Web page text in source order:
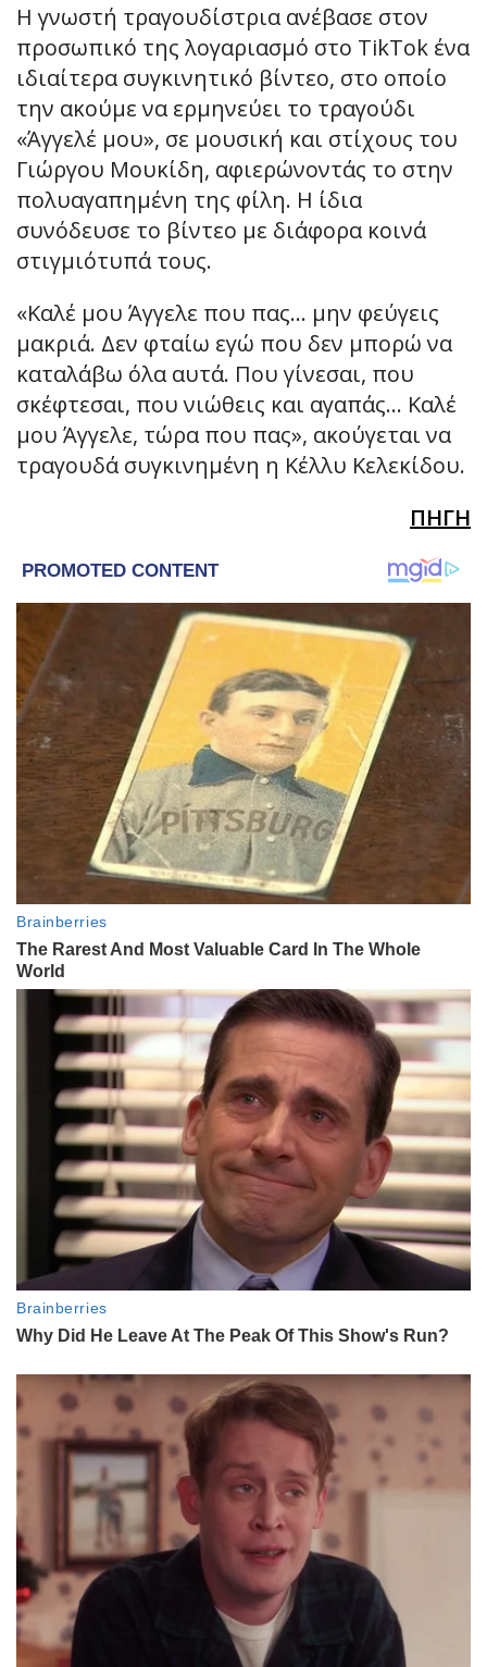
Η γνωστή τραγουδίστρια ανέβασε στον
προσωπικό της λογαριασμό στο TikTok ένα
ιδιαίτερα συγκινητικό βίντεο, στο οποίο
την ακούμε να ερμηνεύει το τραγούδι
«Άγγελέ μου», σε μουσική και στίχους του
Γιώργου Μουκίδη, αφιερώνοντάς το στην
πολυαγαπημένη της φίλη. Η ίδια
συνόδευσε το βίντεο με διάφορα κοινά
στιγμιότυπά τους.
«Καλέ μου Άγγελε που πας… μην φεύγεις
μακριά. Δεν φταίω εγώ που δεν μπορώ να
καταλάβω όλα αυτά. Που γίνεσαι, που
σκέφτεσαι, που νιώθεις και αγαπάς… Καλέ
μου Άγγελε, τώρα που πας», ακούγεται να
τραγουδά συγκινημένη η Κέλλυ Κελεκίδου.
ΠΗΓΗ